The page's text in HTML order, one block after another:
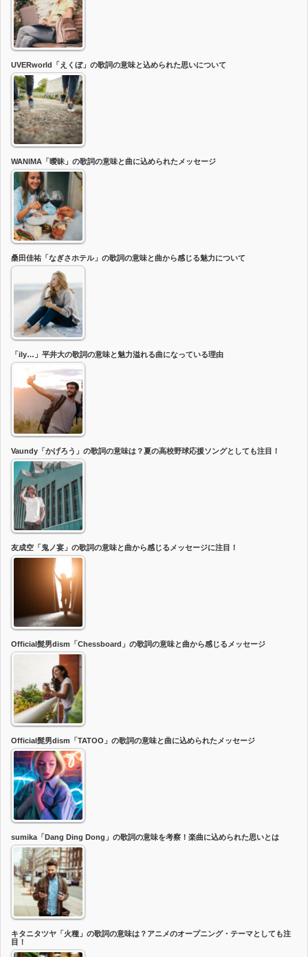
UVERworld「えくぼ」の歌詞の意味と込められた思いについて
WANIMA「曖昧」の歌詞の意味と曲に込められたメッセージ
桑田佳祐「なぎさホテル」の歌詞の意味と曲から感じる魅力について
「ily…」平井大の歌詞の意味と魅力溢れる曲になっている理由
Vaundy「かげろう」の歌詞の意味は？夏の高校野球応援ソングとしても注目！
友成空「鬼ノ宴」の歌詞の意味と曲から感じるメッセージに注目！
Official髭男dism「Chessboard」の歌詞の意味と曲から感じるメッセージ
Official髭男dism「TATOO」の歌詞の意味と曲に込められたメッセージ
sumika「Dang Ding Dong」の歌詞の意味を考察！楽曲に込められた思いとは
キタニタツヤ「火種」の歌詞の意味は？アニメのオープニング・テーマとしても注
目！